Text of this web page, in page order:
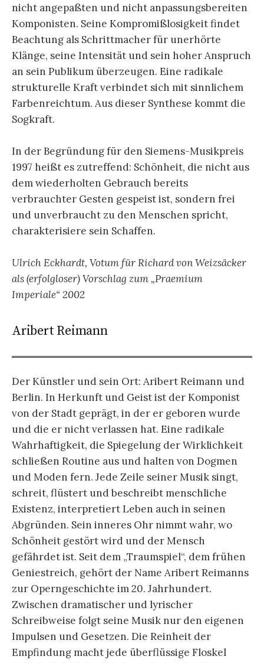
nicht angepaßten und nicht anpassungsbereiten
Komponisten. Seine Kompromißlosigkeit findet
Beachtung als Schritt­macher für unerhörte
Klänge, seine Intensität und sein hoher Anspruch
an sein Publikum überzeugen. Eine radikale
strukturelle Kraft verbindet sich mit sinnlichem
Farben­reichtum. Aus dieser Synthese kommt die
Sogkraft.
In der Begründung für den Siemens-Musikpreis
1997 heißt es zutreffend: Schönheit, die nicht aus
dem wieder­holten Gebrauch bereits
verbrauchter Gesten gespeist ist, sondern frei
und unverbraucht zu den Menschen spricht,
charakterisiere sein Schaffen.
Ulrich Eckhardt, Votum für Richard von Weizsäcker
als (erfolgloser) Vorschlag zum „Praemium
Imperiale“ 2002
Aribert Reimann
Der Künstler und sein Ort: Aribert Reimann und
Berlin. In Herkunft und Geist ist der Kom­ponist
von der Stadt geprägt, in der er geboren wurde
und die er nicht verlassen hat. Eine ra­dikale
Wahrhaftigkeit, die Spiegelung der Wirklichkeit
schließen Routine aus und halten von Dogmen
und Moden fern. Jede Zeile seiner Musik singt,
schreit, flüstert und beschreibt menschliche
Existenz, interpretiert Leben auch in seinen
Abgründen. Sein inneres Ohr nimmt wahr, wo
Schönheit gestört wird und der Mensch
gefährdet ist. Seit dem „Traum­spiel“, dem frühen
Geniestreich, gehört der Name Aribert Reimanns
zur Operngeschichte im 20. Jahrhundert.
Zwischen dramatischer und lyrischer
Schreibweise folgt seine Musik nur den eigenen
Impulsen und Gesetzen. Die Reinheit der
Empfindung macht jede überflüssige Floskel